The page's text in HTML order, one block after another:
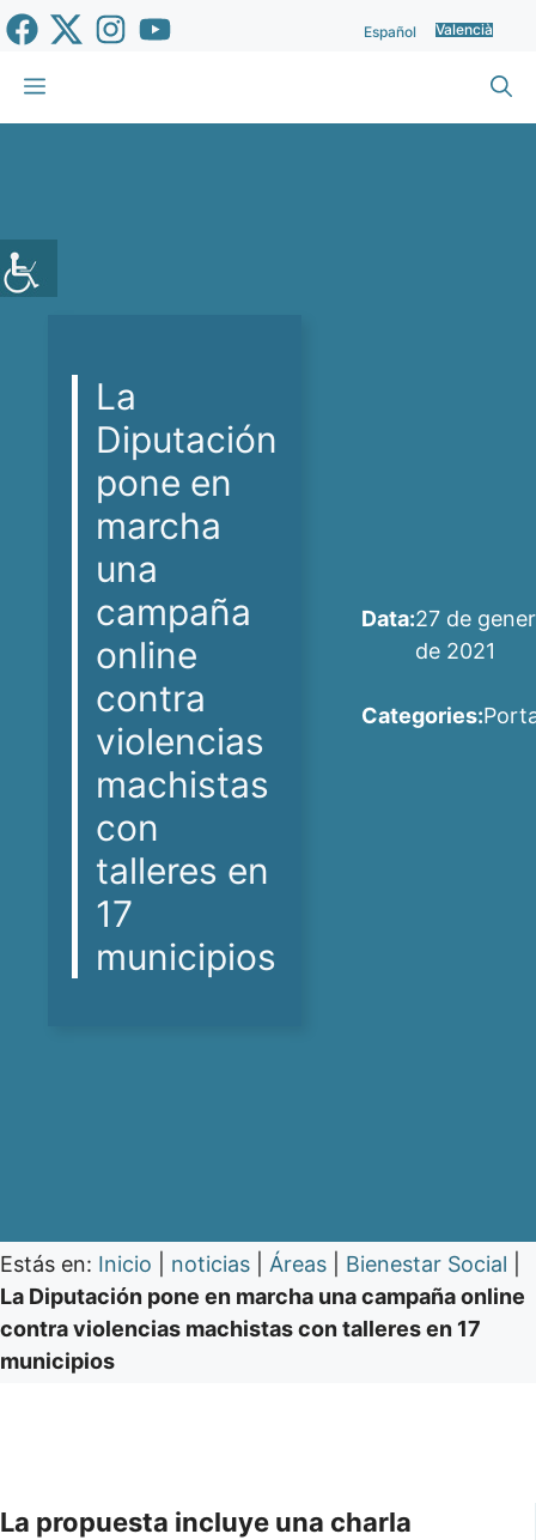
Vés
al
contingut
Español Valencià
Menu
La
Diputación
pone en
marcha
una
campaña
online
contra
violencias
machistas
con
talleres en
17
municipios
Data:27 de gener
de 2021
Categories:
Estás en: Inicio noticias Áreas Bienestar Social
La Diputación pone en marcha una campaña online
contra violencias machistas con talleres en 17
municipios
La propuesta incluye una charla